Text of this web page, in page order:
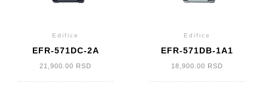
Edifice
EFR-571DC-2A
21,900.00 RSD
Edifice
EFR-571DB-1A1
18,900.00 RSD